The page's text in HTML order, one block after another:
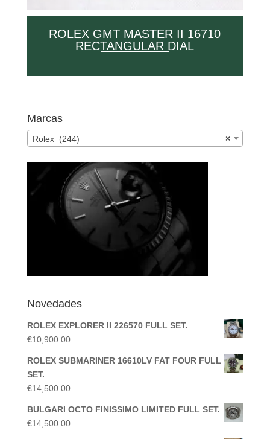
ROLEX GMT MASTER II 16710
RECTANGULAR DIAL
Marcas
×
Rolex (244)
Novedades
ROLEX EXPLORER II 226570 FULL SET.
€10,900.00
ROLEX SUBMARINER 16610LV FAT FOUR FULL
SET.
€14,500.00
BULGARI OCTO FINISSIMO LIMITED FULL SET.
€14,500.00